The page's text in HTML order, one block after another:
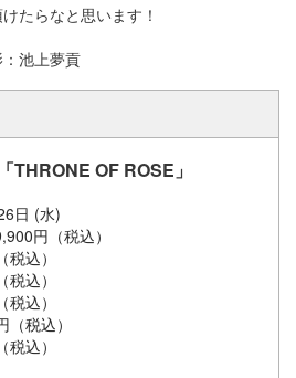
たらなと思います！
池上夢貢
「THRONE OF ROSE」
日 (水)
円（税込）
込）
込）
込）
税込）
込）